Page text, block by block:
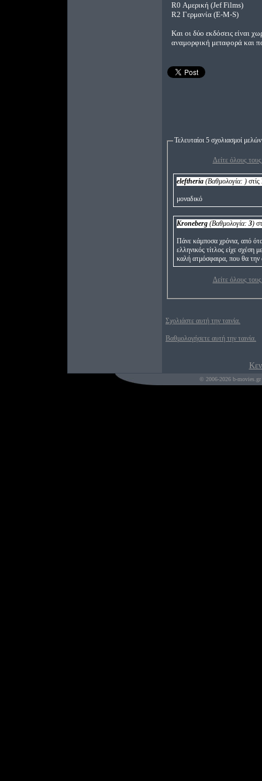
R0 Αμερική (Jef Films)
R2 Γερμανία (E-M-S)
Και οι δύο εκδόσεις είναι
αναμορφική μεταφορά και
Τελευταίοι 5 σχολιασμοί μελών
Δείτε όλους
eleftheria (Βαθμολογία: )
μοναδικό
Kroneberg (Βαθμολογία: 3)
Πάνε κάμποσα χρόνια, από
ελληνικός τίτλος είχε σχέση
καλή ατμόσφαιρα, που θα την
Δείτε όλους
Σχολιάστε αυτή την ταινία.
Βαθμολογήσετε αυτή την ταινία.
© 2006-2026 b-